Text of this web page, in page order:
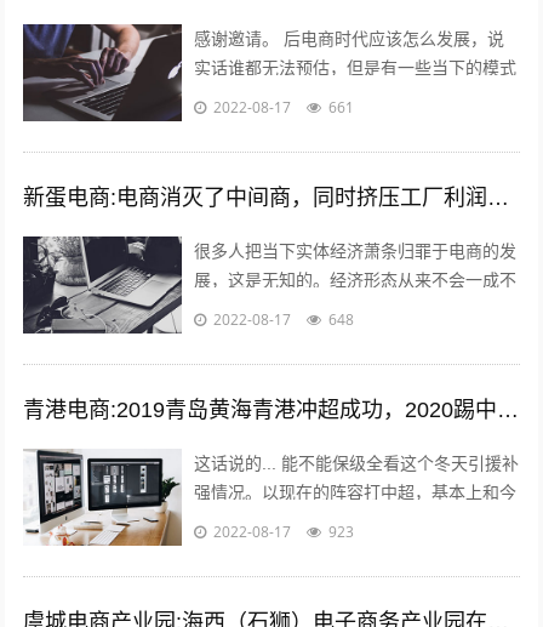
感谢邀请。 后电商时代应该怎么发展，说
实话谁都无法预估，但是有一些当下的模式
可以借鉴，毕竟未来新的发展核心思维是没
2022-08-17 661
新蛋电商:电商消灭了中间商，同时挤压工厂利润，廉价的商品带来的是大量的失业和低收入人口，怎么办？
很多人把当下实体经济萧条归罪于电商的发
展，这是无知的。经济形态从来不会一成不
变，从男耕女织到蒸汽机，人类经历了上千
2022-08-17 648
青港电商:2019青岛黄海青港冲超成功，2020踢中超青岛会保级吗？
这话说的... 能不能保级全看这个冬天引援补
强情况。以现在的阵容打中超，基本上和今
年人和一个下场。 现在问题是，队内有经
2022-08-17 923